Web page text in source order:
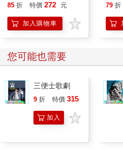
85 折 特價 272 元
加入購物車
79 折
您可能也需要
三便士歌劇
9 折 特價 315
加入
車